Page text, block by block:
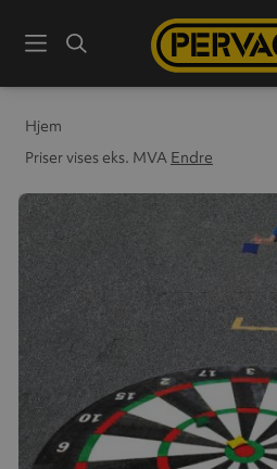
MenySøk
Hjem
Priser vises eks. MVA Endre